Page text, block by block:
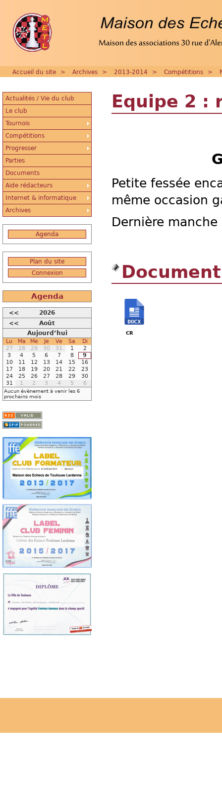
Accueil du site > Archives > 2013-2014 > Compétitions >
Equipe 2 :
Petite fessée
même occasion
Dernière
CR
Actualités / Vie du club
Le club
Tournois
Compétitions
Progresser
Parties
Documents
Aide rédacteurs
Internet & informatique
Archives
Agenda
Plan du site
Connexion
Agenda
<<
2026
<<
Août
Aujourd’hui
Lu Ma Me Je Ve Sa
Di
27
28 29 30 31 1
2
3
4 5 6 7 8
9
10
11 12 13 14 15
16
17
18 19 20 21 22
23
24
25 26 27 28 29
30
31
1 2 3 4 5 6
Aucun évènement à venir les 6
prochains mois